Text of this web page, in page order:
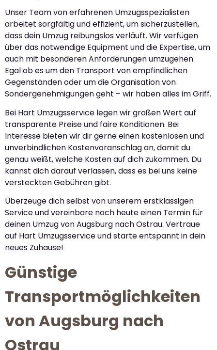
Unser Team von erfahrenen Umzugsspezialisten
arbeitet sorgfältig und effizient, um sicherzustellen,
dass dein Umzug reibungslos verläuft. Wir verfügen
über das notwendige Equipment und die Expertise, um
auch mit besonderen Anforderungen umzugehen.
Egal ob es um den Transport von empfindlichen
Gegenständen oder um die Organisation von
Sondergenehmigungen geht – wir haben alles im Griff.
Bei Hart Umzugsservice legen wir großen Wert auf
transparente Preise und faire Konditionen. Bei
Interesse bieten wir dir gerne einen kostenlosen und
unverbindlichen Kostenvoranschlag an, damit du
genau weißt, welche Kosten auf dich zukommen. Du
kannst dich darauf verlassen, dass es bei uns keine
versteckten Gebühren gibt.
Überzeuge dich selbst von unserem erstklassigen
Service und vereinbare noch heute einen Termin für
deinen Umzug von Augsburg nach Ostrau. Vertraue
auf Hart Umzugsservice und starte entspannt in dein
neues Zuhause!
Günstige
Transportmöglichkeiten
von Augsburg nach
Ostrau